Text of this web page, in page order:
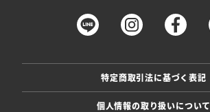
特定商取引法に基づく表記
個人情報の取り扱いについて